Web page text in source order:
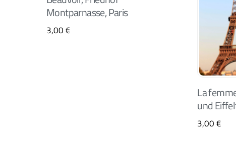
Montparnasse, Paris
3,00€
La
und
3,00€